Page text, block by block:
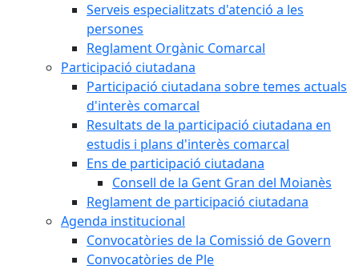
Serveis especialitzats d'atenció a les
persones
Reglament Orgànic Comarcal
Participació ciutadana
Participació ciutadana sobre temes actuals
d'interès comarcal
Resultats de la participació ciutadana en
estudis i plans d'interès comarcal
Ens de participació ciutadana
Consell de la Gent Gran del Moianès
Reglament de participació ciutadana
Agenda institucional
Convocatòries de la Comissió de Govern
Convocatòries de Ple